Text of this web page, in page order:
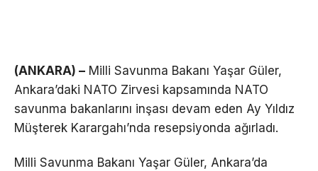
(ANKARA) – Milli Savunma Bakanı Yaşar Güler,
Ankara’daki NATO Zirvesi kapsamında NATO
savunma bakanlarını inşası devam eden Ay Yıldız
Müşterek Karargahı’nda resepsiyonda ağırladı.
Milli Savunma Bakanı Yaşar Güler, Ankara’da